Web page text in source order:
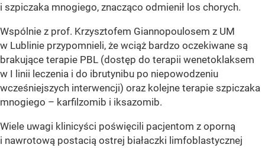
i szpiczaka mnogiego, znacząco odmienił los chorych.
Wspólnie z prof. Krzysztofem Giannopoulosem z UM
w Lublinie przypomnieli, że wciąż bardzo oczekiwane są
brakujące terapie PBL (dostęp do terapii wenetoklaksem
w I linii leczenia i do ibrutynibu po niepowodzeniu
wcześniejszych interwencji) oraz kolejne terapie szpiczaka
mnogiego – karfilzomib i iksazomib.
Wiele uwagi klinicyści poświęcili pacjentom z oporną
i nawrotową postacią ostrej białaczki limfoblastycznej